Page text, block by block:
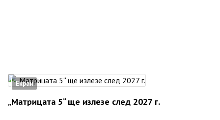
Екран
„Матрицата 5“ ще излезе след 2027 г.